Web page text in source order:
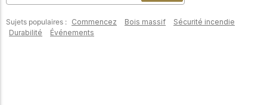
Accédez à un large
sur notre mission visant à
promouvoir la
construction en bois
Sujets populaires : Commencez Bois massif
Sécurité incendie
Durabilité
Événements